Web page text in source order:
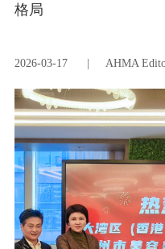
格局
2026-03-17 AHMA